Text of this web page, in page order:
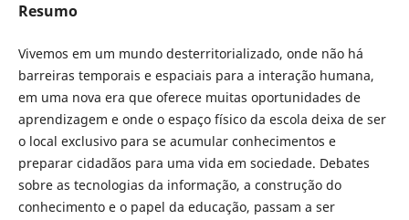
Resumo
Vivemos em um mundo desterritorializado, onde não há
barreiras temporais e espaciais para a interação humana,
em uma nova era que oferece muitas oportunidades de
aprendizagem e onde o espaço físico da escola deixa de ser
o local exclusivo para se acumular conhecimentos e
preparar cidadãos para uma vida em sociedade. Debates
sobre as tecnologias da informação, a construção do
conhecimento e o papel da educação, passam a ser